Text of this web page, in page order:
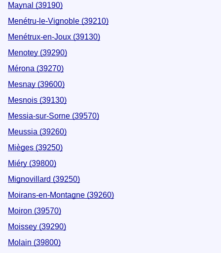
Maynal (39190)
Menétru-le-Vignoble (39210)
Menétrux-en-Joux (39130)
Menotey (39290)
Mérona (39270)
Mesnay (39600)
Mesnois (39130)
Messia-sur-Sorne (39570)
Meussia (39260)
Mièges (39250)
Miéry (39800)
Mignovillard (39250)
Moirans-en-Montagne (39260)
Moiron (39570)
Moissey (39290)
Molain (39800)